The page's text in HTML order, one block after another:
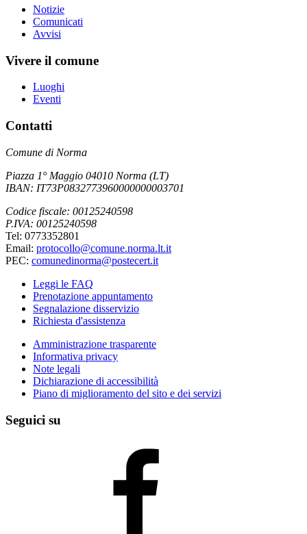
Notizie
Comunicati
Avvisi
Vivere il comune
Luoghi
Eventi
Contatti
Comune di Norma
Piazza 1° Maggio 04010 Norma (LT)
IBAN: IT73P0832773960000000003701
Codice fiscale: 00125240598
P.IVA: 00125240598
Tel: 0773352801
Email: protocollo@comune.norma.lt.it
PEC: comunedinorma@postecert.it
Leggi le FAQ
Prenotazione appuntamento
Segnalazione disservizio
Richiesta d'assistenza
Amministrazione trasparente
Informativa privacy
Note legali
Dichiarazione di accessibilità
Piano di miglioramento del sito e dei servizi
Seguici su